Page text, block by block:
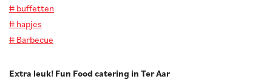
# buffetten
# hapjes
# Barbecue
Extra leuk! Fun Food catering in Ter Aar